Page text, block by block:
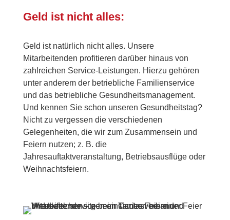
Geld ist nicht alles:
Geld ist natürlich nicht alles. Unsere
Mitarbeitenden profitieren darüber hinaus von
zahlreichen Service-Leistungen. Hierzu gehören
unter anderem der betriebliche Familienservice
und das betriebliche Gesundheitsmanagement.
Und kennen Sie schon unseren Gesundheitstag?
Nicht zu vergessen die verschiedenen
Gelegenheiten, die wir zum Zusammensein und
Feiern nutzen; z. B. die
Jahresauftaktveranstaltung, Betriebsausflüge oder
Weihnachtsfeiern.